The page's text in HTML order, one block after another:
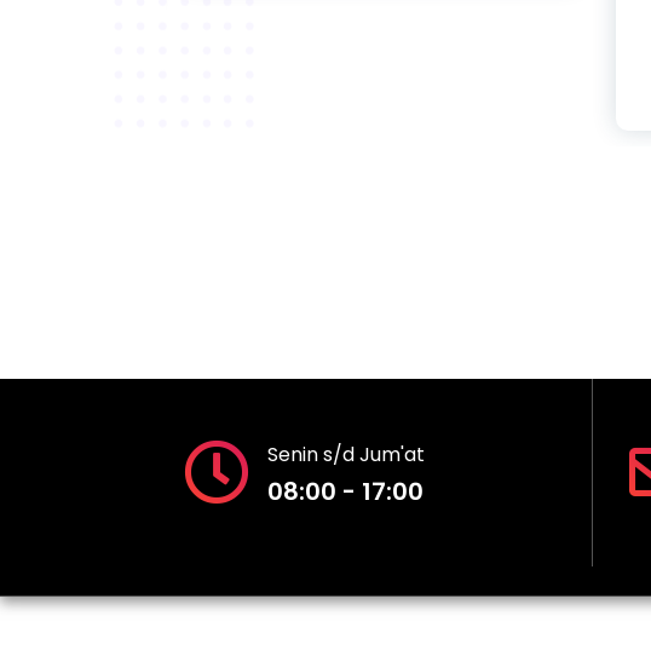
Senin s/d Jum'at
08:00 - 17:00